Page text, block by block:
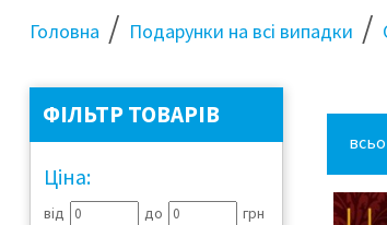
Головна / Подарунки на всі випадки /
ФІЛЬТР ТОВАРІВ
Ціна:
від до грн